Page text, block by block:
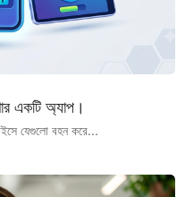
একটি অ্যাপ।
যেগুলো বহন করে...